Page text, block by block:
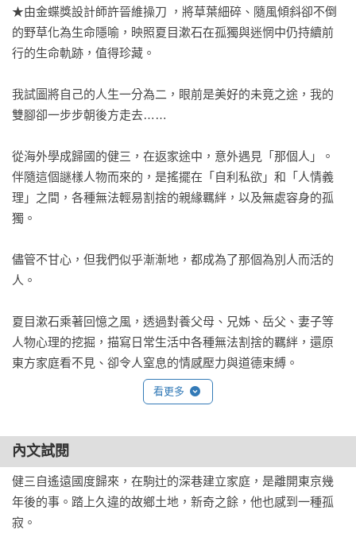
★由金蝶獎設計師許晉維操刀 ，將草葉細碎、隨風傾斜卻不倒
的野草化為生命隱喻，映照夏目漱石在孤獨與迷惘中仍持續前
行的生命軌跡，值得珍藏。
我試圖將自己的人生一分為二，眼前是美好的未竟之途，我的
雙腳卻一步步朝後方走去……
從海外學成歸國的健三，在返家途中，意外遇見「那個人」。
伴隨這個謎樣人物而來的，是搖擺在「自利私欲」和「人情義
理」之間，各種無法輕易割捨的親緣羈絆，以及無處容身的孤
獨。
儘管不甘心，但我們似乎漸漸地，都成為了那個為別人而活的
人。
夏目漱石乘著回憶之風，透過對養父母、兄姊、岳父、妻子等
人物心理的挖掘，描寫日常生活中各種無法割捨的羈絆，還原
東方家庭看不見、卻令人窒息的情感壓力與道德束縛。
我的眼睛，也是隨時可以湧出淚水的。
在漱石短暫多彩的創作生涯中，《道草》是具有濃厚自傳性質
的晚期作品，宛如預知自己的終站般，它將帶領我們重回這位
時代文豪的來時路。
看更多
內文試閱
健三自遙遠國度歸來，在駒辻的深巷建立家庭，是離開東京幾
年後的事。踏上久違的故鄉土地，新奇之餘，他也感到一種孤
寂。